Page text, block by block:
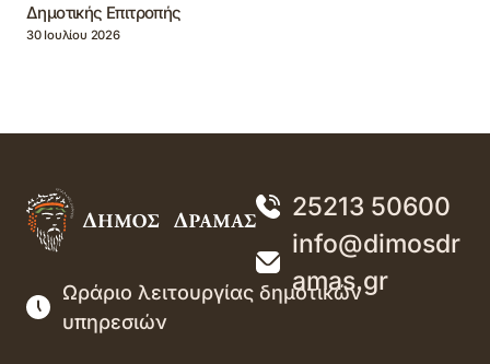
Δημοτικής Επιτροπής
30 Ιουλίου 2026
25213 50600
info@dimosdr
amas.gr
Ωράριο λειτουργίας δημοτικών
υπηρεσιών